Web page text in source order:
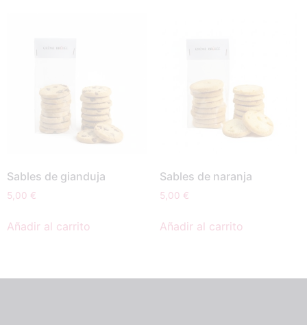
Sables de gianduja
5,00 €
Añadir al carrito
Sables de naranja
5,00 €
Añadir al carrito